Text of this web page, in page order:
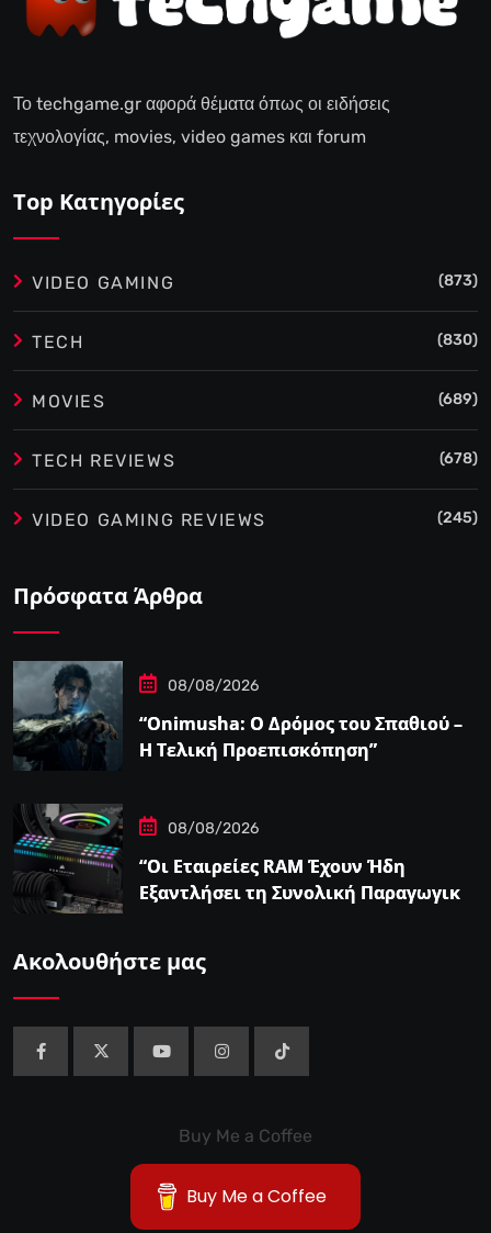
Το techgame.gr αφορά θέματα όπως οι ειδήσεις
τεχνολογίας, movies, video games και forum
Top Κατηγορίες
VIDEO GAMING (873)
TECH (830)
MOVIES (689)
TECH REVIEWS (678)
VIDEO GAMING REVIEWS (245)
Πρόσφατα Άρθρα
08/08/2026
“Onimusha: Ο Δρόμος του Σπαθιού –
Η Τελική Προεπισκόπηση”
08/08/2026
“Οι Εταιρείες RAM Έχουν Ήδη
Εξαντλήσει τη Συνολική Παραγωγική
Ακολουθήστε μας
Buy Me a Coffee
Buy Me a Coffee